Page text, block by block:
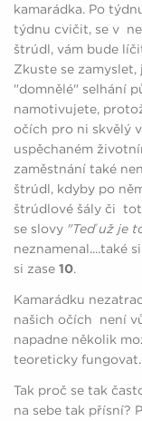
kamarádka. Po
týdnu cvičit, se v
štrúdl, vám bude
Zkuste se
"domnělé" selhání
namotivujete,
očích pro ni skvělý
uspěchaném
zaměstnání také
štrúdl, kdyby po
štrúdlové šály či
se slovy "Teď už je
neznamenal....také
si zase 10.
Kamarádku
našich očích není
napadne několik
teoreticky fungovat.
Tak proč se tak
na sebe tak přísní?